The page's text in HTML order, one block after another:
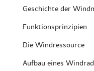
Geschichte der
Funktionsprinzipien
Die Windressource
Aufbau eines